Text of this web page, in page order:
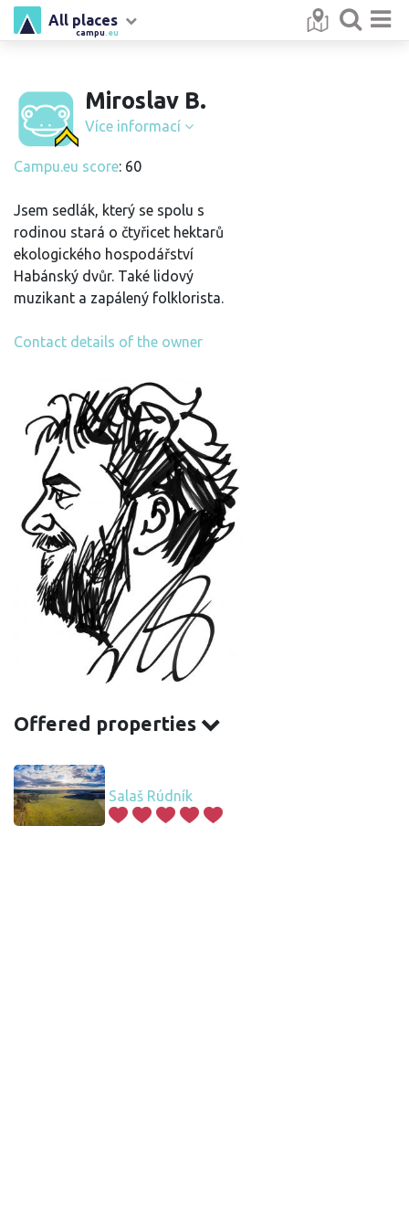
campu .eu
All places
Miroslav B.
Více informací
Campu.eu score: 60
Jsem sedlák, který se spolu s
rodinou stará o čtyřicet hektarů
ekologického hospodářství
Habánský dvůr. Také lidový
muzikant a zapálený folklorista.
Contact details of the owner
Offered properties
Salaš Rúdník